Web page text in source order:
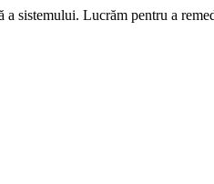
sistemului. Lucrăm pentru a